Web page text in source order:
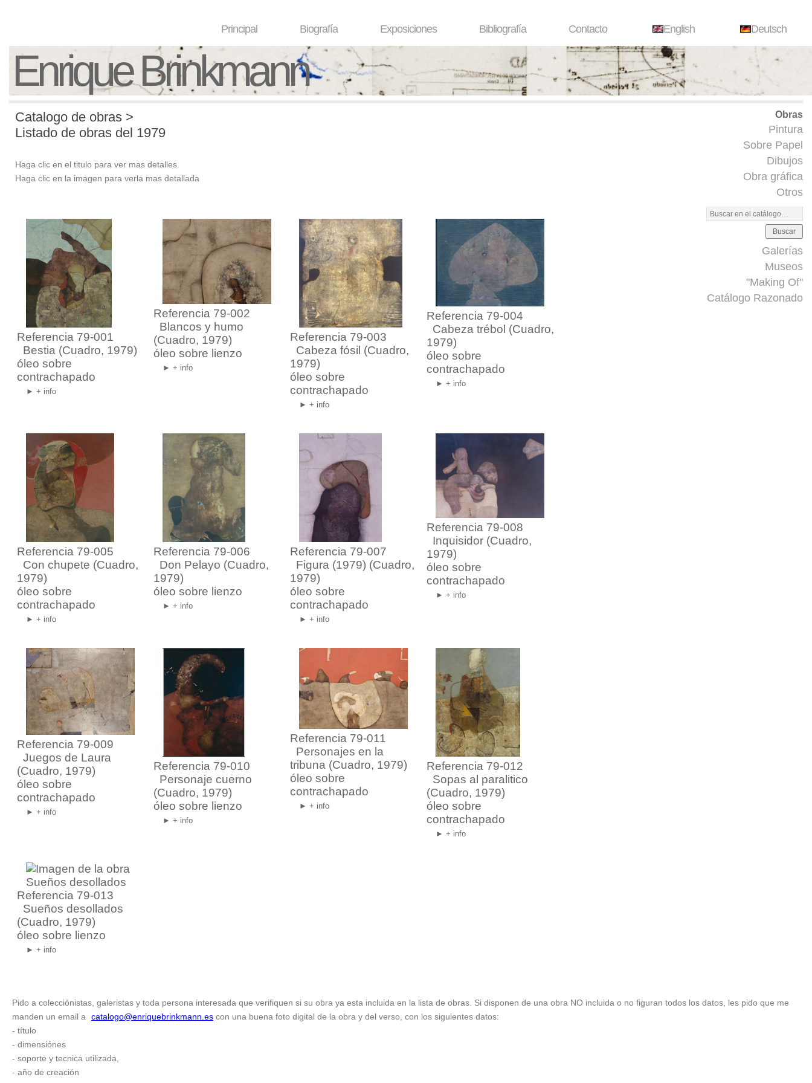
Principal Biografía Exposiciones Bibliografía Contacto English Deutsch
Enrique Brinkmann
Obras
Pintura
Sobre Papel
Dibujos
Obra gráfica
Otros
Buscar
Galerías
Museos
"Making Of"
Catálogo Razonado
Catalogo de obras >
Listado de obras del 1979
Haga clic en el titulo para ver mas detalles.
Haga clic en la imagen para verla mas detallada
Referencia 79-001
Bestia (Cuadro, 1979)
óleo sobre
contrachapado
► + info
Referencia 79-002
Blancos y humo
(Cuadro, 1979)
óleo sobre lienzo
► + info
Referencia 79-003
Cabeza fósil (Cuadro,
1979)
óleo sobre
contrachapado
► + info
Referencia 79-004
Cabeza trébol (Cuadro,
1979)
óleo sobre
contrachapado
► + info
Referencia 79-005
Con chupete (Cuadro,
1979)
óleo sobre
contrachapado
► + info
Referencia 79-006
Don Pelayo (Cuadro,
1979)
óleo sobre lienzo
► + info
Referencia 79-007
Figura (1979) (Cuadro,
1979)
óleo sobre
contrachapado
► + info
Referencia 79-008
Inquisidor (Cuadro,
1979)
óleo sobre
contrachapado
► + info
Referencia 79-009
Juegos de Laura
(Cuadro, 1979)
óleo sobre
contrachapado
► + info
Referencia 79-010
Personaje cuerno
(Cuadro, 1979)
óleo sobre lienzo
► + info
Referencia 79-011
Personajes en la
tribuna (Cuadro, 1979)
óleo sobre
contrachapado
► + info
Referencia 79-012
Sopas al paralitico
(Cuadro, 1979)
óleo sobre
contrachapado
► + info
Referencia 79-013
Sueños desollados
(Cuadro, 1979)
óleo sobre lienzo
► + info
Pido a colecciónistas, galeristas y toda persona interesada que verifiquen si su obra ya esta incluida en la lista de obras. Si disponen de una obra NO incluida o no figuran todos los datos, les pido que me
manden un email a
catalogo@enriquebrinkmann.es con una buena foto digital de la obra y del verso, con los siguientes datos:
- título
- dimensiónes
- soporte y tecnica utilizada,
- año de creación